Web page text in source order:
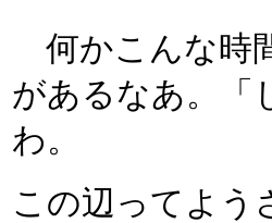
何かこんな時
があるなあ。「
わ。
この辺ってよう